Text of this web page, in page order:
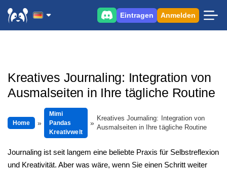
Eintragen Anmelden
Kreatives Journaling: Integration von
Ausmalseiten in Ihre tägliche Routine
Home
Mimi
Pandas
Kreativwelt
Kreatives Journaling: Integration von
Ausmalseiten in Ihre tägliche Routine
Journaling ist seit langem eine beliebte Praxis für Selbstreflexion
und Kreativität. Aber was wäre, wenn Sie einen Schritt weiter